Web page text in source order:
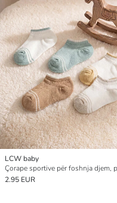
LCW baby
2.95 EUR